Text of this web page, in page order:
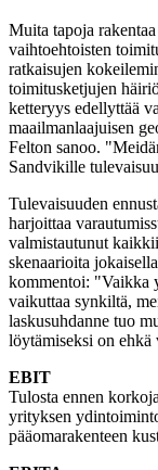
Muita tapoja
vaihtoehtoisten
ratkaisujen
toimitusketjujen
ketteryys edellyttää
maailmanlaajuisen
Felton sanoo.
Sandvikille
Tulevaisuuden
harjoittaa
valmistautunut
skenaarioita
kommentoi: "Vaikka
vaikuttaa synkiltä,
laskusuhdanne tuo
löytämiseksi on ehkä
EBIT
Tulosta ennen
yrityksen
pääomarakenteen